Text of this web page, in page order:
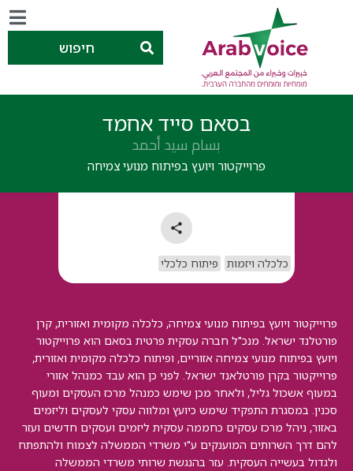
חיפוש
בסאם סייד אחמד
بسام سيد أحمد
פרוייקטור ויועץ בפיתוח מנועי צמיחה
פרוייקטור ויועץ בפיתוח מנועי צמיחה, כלכלה מקומית ואזורית, קרן
פורטלנד ישראל. מנכ"ל חברה עסקית פרטית בסאם הוא פרוייקטור
ויועץ בפיתוח מנועי צמיחה אזוריים, ופיתוח כלכלה מקומית ואזורית,
פרוייקטור בקרן פורטלאנד ישראל. לפני כן הוא עבד כמנהל אזורי
במעוף אשכול גליל, ולאחר מכן שימש כמנהל מרכז העסקים ומעוף
סכנין. במסגרת התפקיד שימש כיועץ ומלווה עסקי לעסקים וליזמים
באזור, ניהל מרכז עסקים כחממה עסקית ליזמים ועסקים חדשים ועזר
להם דרך השרותים המוענקים ע"י משרדי הממשלה לצמוח ולהתפתח
ולגדול בעשייה העסקית. עזר בהנגשת שרותי משרדי הממשלה
כלכלה ויזמות פיתוח כלכלי